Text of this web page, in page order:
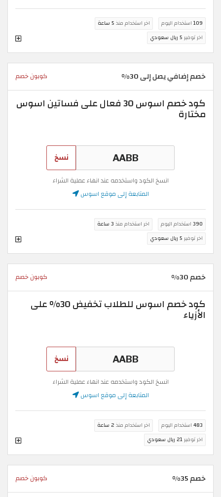
109 استخدام اليوم اخر استخدام منذ 5 ساعة
اخر توفير 5 ريال سعودي
خصم إضافي يصل إلى 30% كوبون خصم
كود خصم اسوس 30 فعال على فساتين اسوس
مختارة
نسخ
انسخ الكود واستخدمه عند انهاء عملية الشراء
المتابعة إلى موقع اسوس
390 استخدام اليوم اخر استخدام منذ 3 ساعة
اخر توفير 5 ريال سعودي
خصم 30% كوبون خصم
كود خصم اسوس للطلاب تخفيض 30% على
الأزياء
نسخ
انسخ الكود واستخدمه عند انهاء عملية الشراء
المتابعة إلى موقع اسوس
483 استخدام اليوم اخر استخدام منذ 2 ساعة
اخر توفير21 ريال سعودي
خصم 35% كوبون خصم